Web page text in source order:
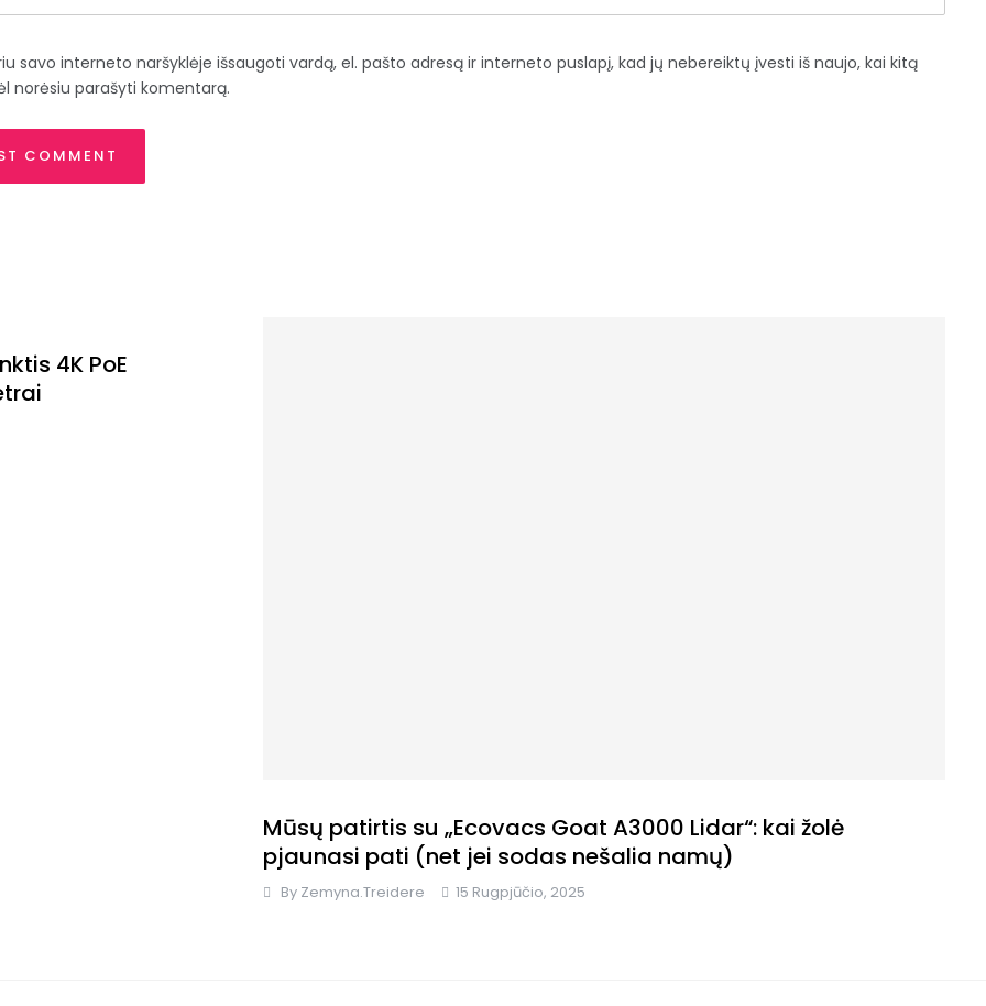
savo interneto naršyklėje išsaugoti vardą, el. pašto adresą ir interneto puslapį, kad jų nebereiktų įvesti iš naujo, kai kitą
norėsiu parašyti komentarą.
4K PoE
Mūsų patirtis su „Ecovacs Goat A3000 Lidar“: kai žolė
pjaunasi pati (net jei sodas nešalia namų)
By Zemyna.treidere 15 Rugpjūčio, 2025